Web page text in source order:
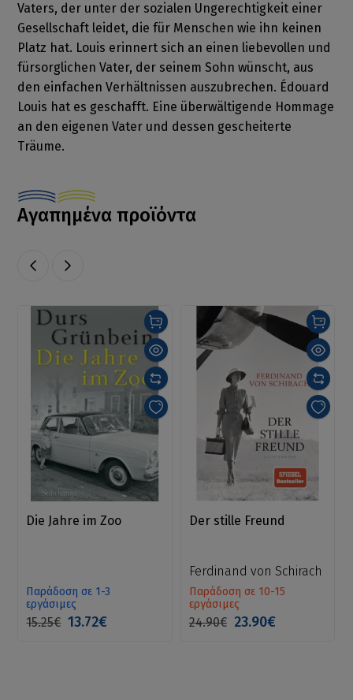
Vaters, der unter der sozialen Ungerechtigkeit einer
Gesellschaft leidet, die für Menschen wie ihn keinen
Platz hat. Louis erinnert sich an einen liebevollen und
fürsorglichen Vater, der seinem Sohn wünscht, aus
den einfachen Verhältnissen auszubrechen. Édouard
Louis hat es geschafft. Eine überwältigende Hommage
an den eigenen Vater und dessen gescheiterte
Träume.
Αγαπημένα προϊόντα
Die Jahre im Zoo
Παράδοση σε 1-3
εργάσιμες
15.25€ 13.72€
Der stille Freund
Ferdinand von Schirach
Παράδοση σε 10-15
εργάσιμες
24.90€ 23.90€